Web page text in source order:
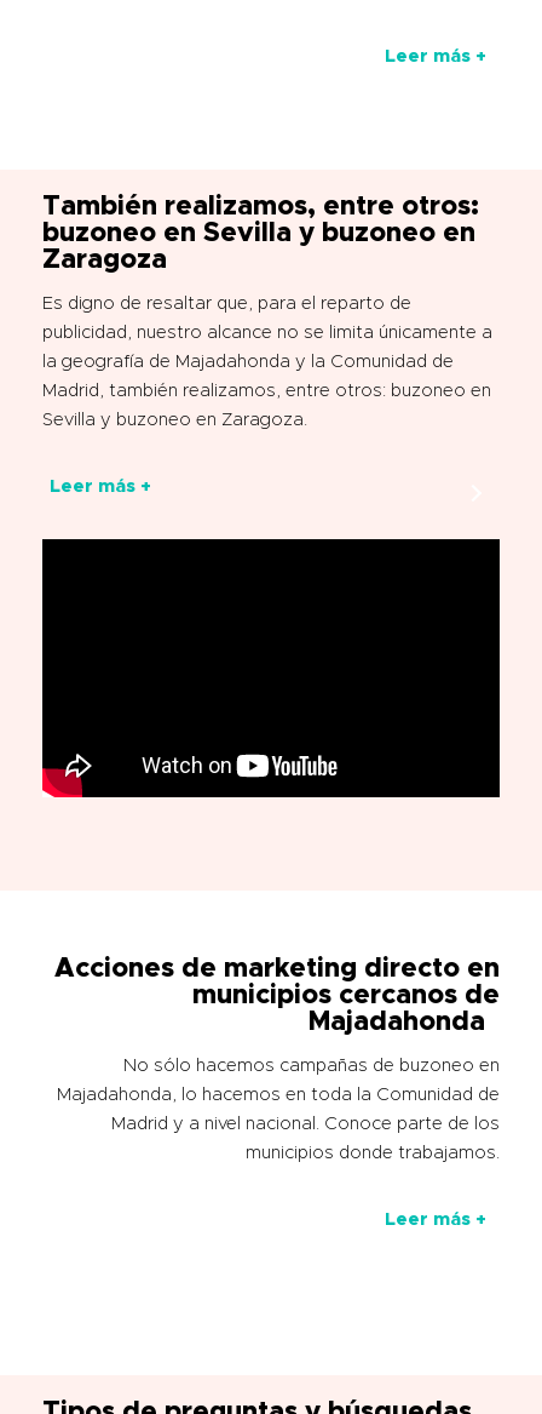
Leer más +
También realizamos, entre otros:
buzoneo en Sevilla y buzoneo en
Zaragoza
Es digno de resaltar que, para el reparto de
publicidad, nuestro alcance no se limita únicamente a
la geografía de Majadahonda y la Comunidad de
Madrid, también realizamos, entre otros: buzoneo en
Sevilla y buzoneo en Zaragoza
Leer más +
Acciones de marketing directo en
municipios cercanos de
Majadahonda
No sólo hacemos campañas de buzoneo en
Majadahonda, lo hacemos en toda la Comunidad de
Madrid y a nivel nacional. Conoce parte de los
municipios donde trabajamos.
Leer más +